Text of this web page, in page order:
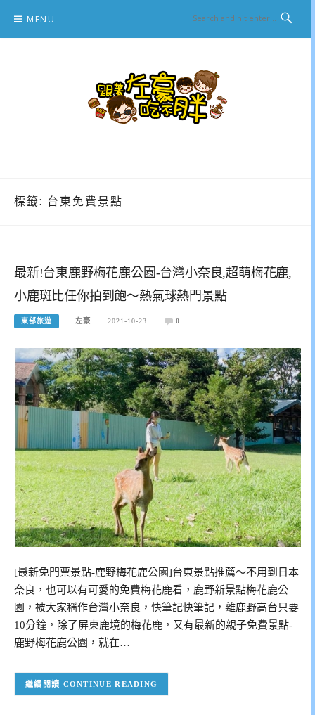
content
MENU
標籤: 台東免費景點
最新!台東鹿野梅花鹿公園-台灣小奈良,超萌梅花鹿,
小鹿斑比任你拍到飽～熱氣球熱門景點
東部旅遊 左豪 2021-10-23 0
[最新免門票景點-鹿野梅花鹿公園]台東景點推薦～不用到日本
奈良，也可以有可愛的免費梅花鹿看，鹿野新景點梅花鹿公
園，被大家稱作台灣小奈良，快筆記快筆記，離鹿野高台只要
10分鐘，除了屏東鹿境的梅花鹿，又有最新的親子免費景點-
鹿野梅花鹿公園，就在…
CONTINUE READING